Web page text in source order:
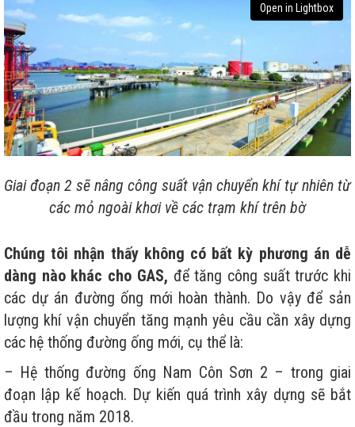
Open in Lightbox
Giai đoạn 2 sẽ nâng công suất vận chuyển khí tự nhiên từ
các mỏ ngoài khơi về các trạm khí trên bờ
Chúng tôi nhận thấy không có bất kỳ phương án dễ
dàng nào khác cho GAS, để tăng công suất trước khi
các dự án đường ống mới hoàn thành. Do vậy để sản
lượng khí vận chuyển tăng mạnh yêu cầu cần xây dựng
các hệ thống đường ống mới, cụ thể là:
– Hệ thống đường ống Nam Côn Sơn 2 – trong giai
đoạn lập kế hoạch. Dự kiến quá trình xây dựng sẽ bắt
đầu trong năm 2018.